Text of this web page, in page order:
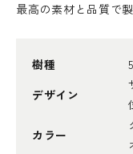
最高の素材と品質で
樹種
デザイン
カラー